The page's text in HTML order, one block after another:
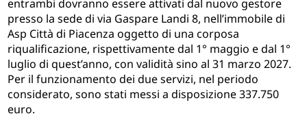
entrambi dovranno essere attivati dal nuovo gestore
presso la sede di via Gaspare Landi 8, nell’immobile di
Asp Città di Piacenza oggetto di una corposa
riqualificazione, rispettivamente dal 1° maggio e dal 1°
luglio di quest’anno, con validità sino al 31 marzo 2027.
Per il funzionamento dei due servizi, nel periodo
considerato, sono stati messi a disposizione 337.750
euro.